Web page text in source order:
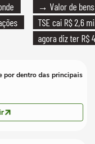
→ Valor de
TSE cai R$ 2,6
agora diz ter R$
por dentro das principais